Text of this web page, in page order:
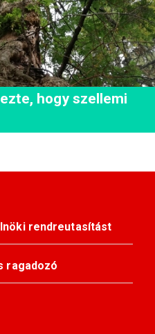
hogy szellemi
rendreutasítást
ragadozó